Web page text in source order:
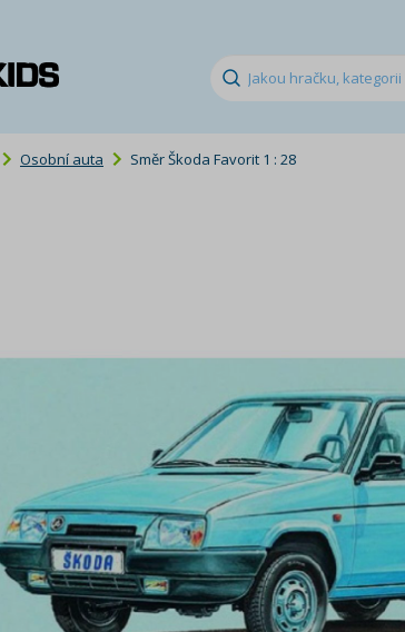
Osobní auta Směr Škoda Favorit 1 : 28